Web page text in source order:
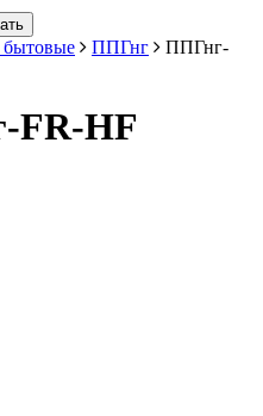
ППГнг
ППГнг-
FR-HF